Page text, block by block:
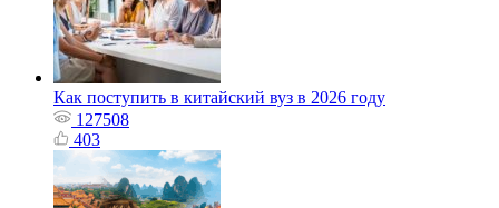
Как поступить в китайский вуз в 2026 году
127508
403